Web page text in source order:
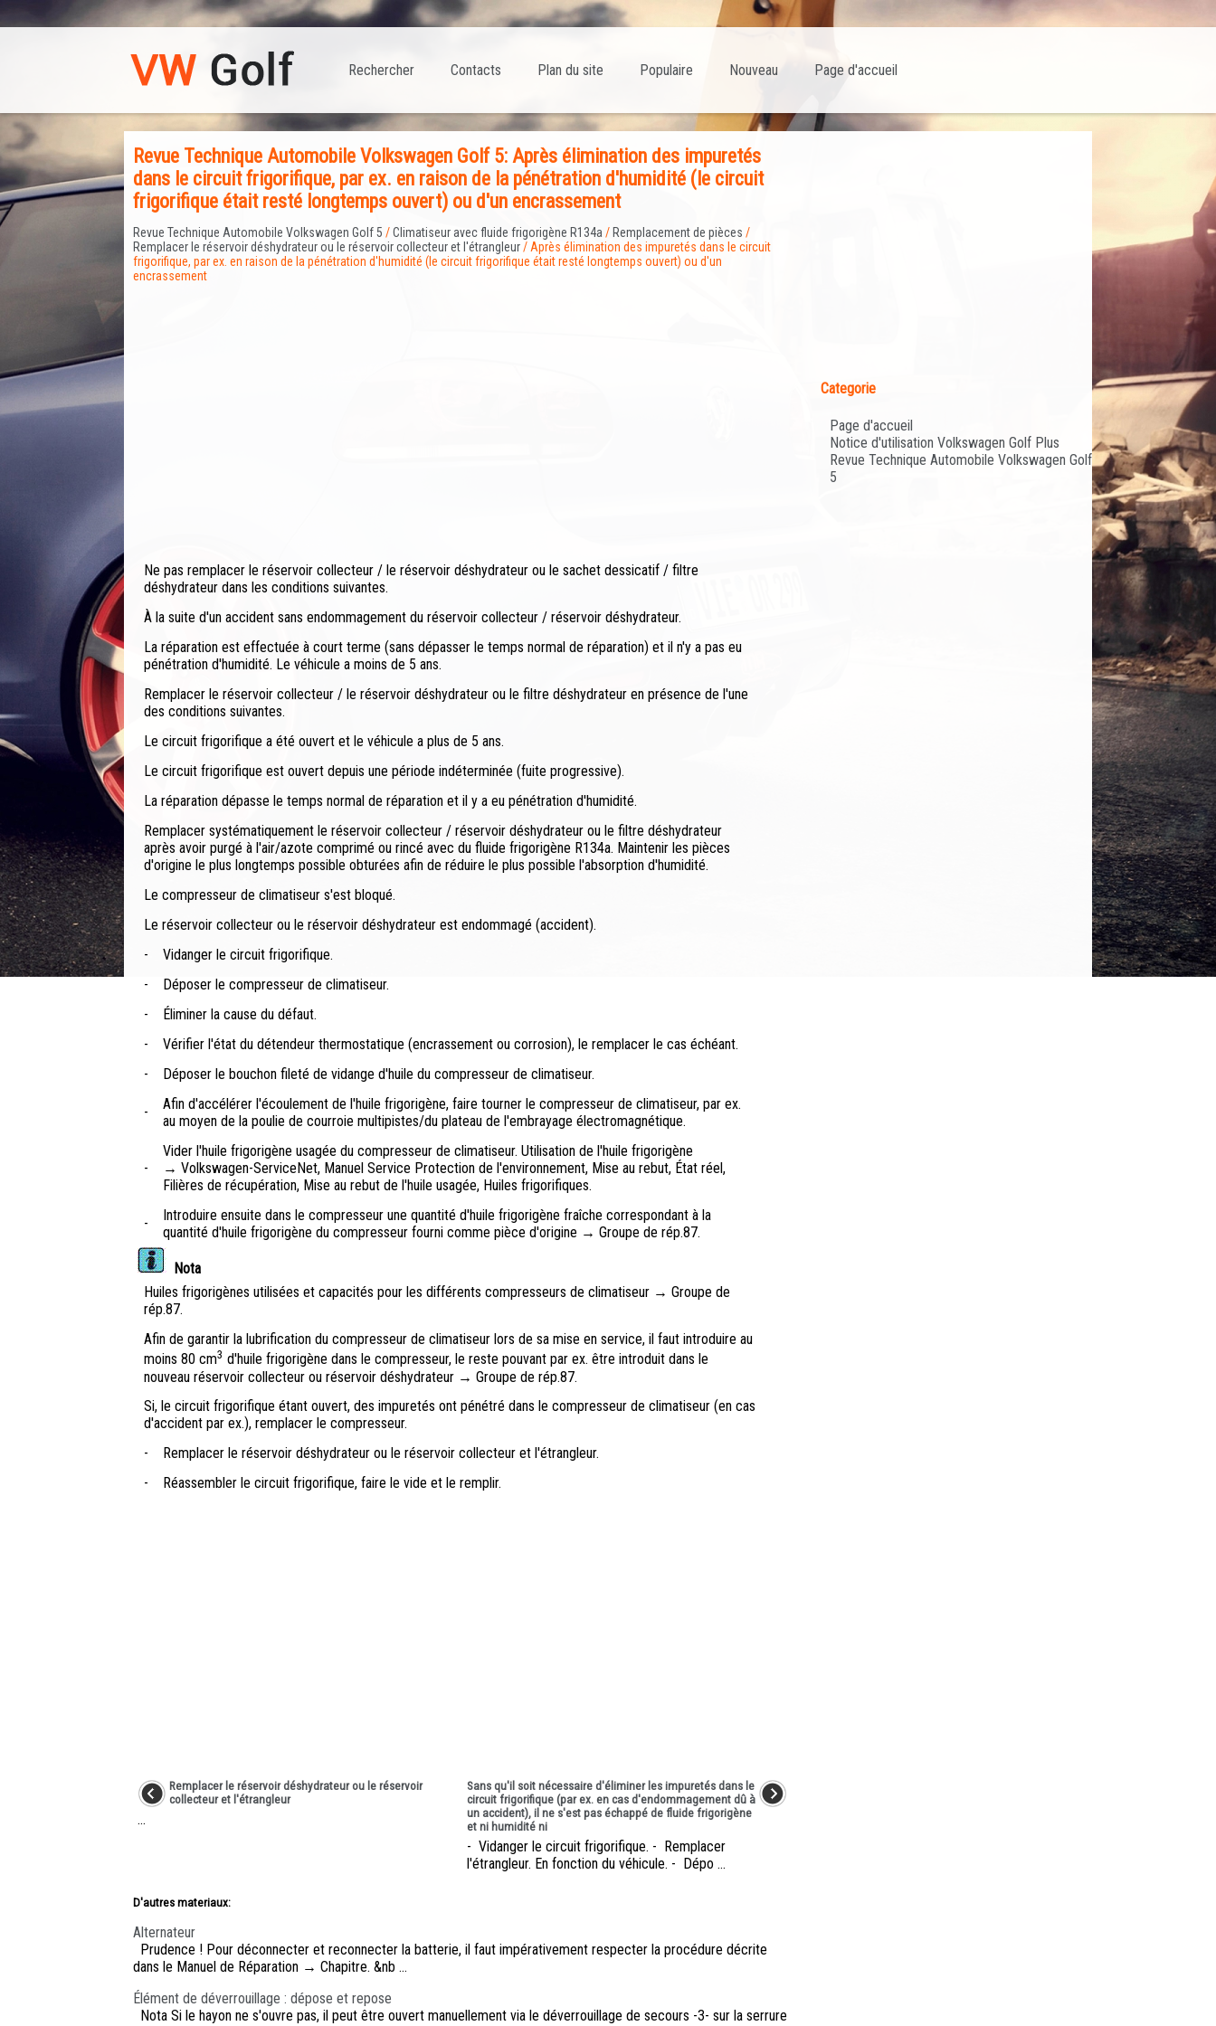
Page d'accueil
Nouveau
Populaire
Plan du site
Contacts
Rechercher
Revue Technique Automobile Volkswagen Golf 5: Après élimination des impuretés
dans le circuit frigorifique, par ex. en raison de la pénétration d'humidité (le circuit
frigorifique était resté longtemps ouvert) ou d'un encrassement
Revue Technique Automobile Volkswagen Golf 5 /Climatiseur avec fluide frigorigène R134a / Remplacement de pièces /
Remplacer le réservoir déshydrateur ou le réservoir collecteur et l'étrangleur/ Après élimination des impuretés dans le circuit
frigorifique, par ex. en raison de la pénétration d'humidité (le circuit frigorifique était resté longtemps ouvert) ou d'un
encrassement
Ne pas remplacer le réservoir collecteur / le réservoir déshydrateur ou le sachet dessicatif / filtre
déshydrateur dans les conditions suivantes.
À la suite d'un accident sans endommagement du réservoir collecteur / réservoir déshydrateur.
La réparation est effectuée à court terme (sans dépasser le temps normal de réparation) et il n'y a pas eu
pénétration d'humidité. Le véhicule a moins de 5 ans.
Remplacer le réservoir collecteur / le réservoir déshydrateur ou le filtre déshydrateur en présence de l'une
des conditions suivantes.
Le circuit frigorifique a été ouvert et le véhicule a plus de 5 ans.
Le circuit frigorifique est ouvert depuis une période indéterminée (fuite progressive).
La réparation dépasse le temps normal de réparation et il y a eu pénétration d'humidité.
Remplacer systématiquement le réservoir collecteur / réservoir déshydrateur ou le filtre déshydrateur
après avoir purgé à l'air/azote comprimé ou rincé avec du fluide frigorigène R134a. Maintenir les pièces
d'origine le plus longtemps possible obturées afin de réduire le plus possible l'absorption d'humidité.
Le compresseur de climatiseur s'est bloqué.
Le réservoir collecteur ou le réservoir déshydrateur est endommagé (accident).
-
Vidanger le circuit frigorifique.
-
Déposer le compresseur de climatiseur.
-
Éliminer la cause du défaut.
-
Vérifier l'état du détendeur thermostatique (encrassement ou corrosion), le remplacer le cas échéant.
-
Déposer le bouchon fileté de vidange d'huile du compresseur de climatiseur.
-
Afin d'accélérer l'écoulement de l'huile frigorigène, faire tourner le compresseur de climatiseur, par ex.
au moyen de la poulie de courroie multipistes/du plateau de l'embrayage électromagnétique.
-
Vider l'huile frigorigène usagée du compresseur de climatiseur. Utilisation de l'huile frigorigène
→ Volkswagen-ServiceNet, Manuel Service Protection de l'environnement, Mise au rebut, État réel,
Filières de récupération, Mise au rebut de l'huile usagée, Huiles frigorifiques.
-
Introduire ensuite dans le compresseur une quantité d'huile frigorigène fraîche correspondant à la
quantité d'huile frigorigène du compresseur fourni comme pièce d'origine → Groupe de rép.87.
Nota
Huiles frigorigènes utilisées et capacités pour les différents compresseurs de climatiseur → Groupe de
rép.87.
Afin de garantir la lubrification du compresseur de climatiseur lors de sa mise en service, il faut introduire au
moins 80 cm3 d'huile frigorigène dans le compresseur, le reste pouvant par ex. être introduit dans le
nouveau réservoir collecteur ou réservoir déshydrateur → Groupe de rép.87.
Si, le circuit frigorifique étant ouvert, des impuretés ont pénétré dans le compresseur de climatiseur (en cas
d'accident par ex.), remplacer le compresseur.
-
Remplacer le réservoir déshydrateur ou le réservoir collecteur et l'étrangleur.
-
Réassembler le circuit frigorifique, faire le vide et le remplir.
Remplacer le réservoir déshydrateur ou le réservoir
collecteur et l'étrangleur
...
Sans qu'il soit nécessaire d'éliminer les impuretés dans le
circuit frigorifique (par ex. en cas d'endommagement dû à
un accident), il ne s'est pas échappé de fluide frigorigène
et ni humidité ni
- Vidanger le circuit frigorifique. - Remplacer
l'étrangleur. En fonction du véhicule. - Dépo ...
D'autres materiaux:
Alternateur
Prudence ! Pour déconnecter et reconnecter la batterie, il faut impérativement respecter la procédure décrite
dans le Manuel de Réparation → Chapitre. &nb ...
Élément de déverrouillage : dépose et repose
Nota Si le hayon ne s'ouvre pas, il peut être ouvert manuellement via le déverrouillage de secours -3- sur la serrure
Categorie
Page d'accueil
Notice d'utilisation Volkswagen Golf Plus
Revue Technique Automobile Volkswagen Golf
5